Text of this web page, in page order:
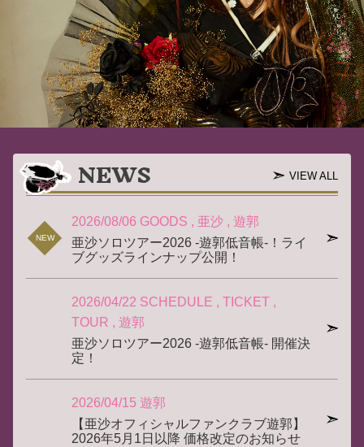
NEWS VIEW ALL
NEW
2026/08/06 GOODS 亜沙
遊郭
亜沙ソロツアー2026 -遊郭低音帳-！ライ
ブグッズラインナップ公開！
2026/04/22 SCHEDULE
TICKET
TOUR
遊郭
亜沙ソロツアー2026 -遊郭低音帳- 開催決
定！
2026/04/15 遊郭
【亜沙オフィシャルファンクラブ遊郭】
2026年5月1日以降 価格改定のお知らせ